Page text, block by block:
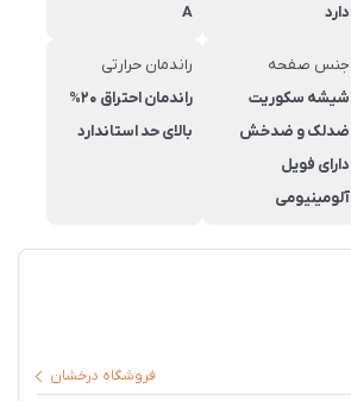
دارد
A
جنس صفحه
شیشه سکوریت
ضدلک و ضدخش
دارای فویل
آلومینیومی
راندمان حرارتی
راندمان احتراق 20%
بالای حد استاندارد
فروشگاه درخشان